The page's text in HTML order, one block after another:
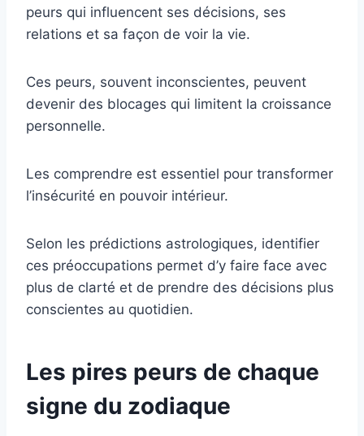
peurs qui influencent ses décisions, ses
relations et sa façon de voir la vie.
Ces peurs, souvent inconscientes, peuvent
devenir des blocages qui limitent la croissance
personnelle.
Les comprendre est essentiel pour transformer
l’insécurité en pouvoir intérieur.
Selon les prédictions astrologiques, identifier
ces préoccupations permet d’y faire face avec
plus de clarté et de prendre des décisions plus
conscientes au quotidien.
Les pires peurs de chaque
signe du zodiaque